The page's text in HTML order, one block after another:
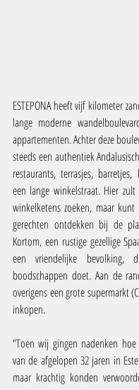
ESTEPONA heeft vijf kilometer
lange moderne
appartementen. Achter deze
steeds een authentiek
restaurants, terrasjes,
een lange winkelstraat. Hier
winkelketens zoeken, maar
gerechten ontdekken bij de
Kortom, een rustige gezellige
een vriendelijke
boodschappen doet. Aan de
overigens een grote supermarkt
inkopen.
"Toen wij gingen nadenken
van de afgelopen 32 jaren in
maar krachtig konden